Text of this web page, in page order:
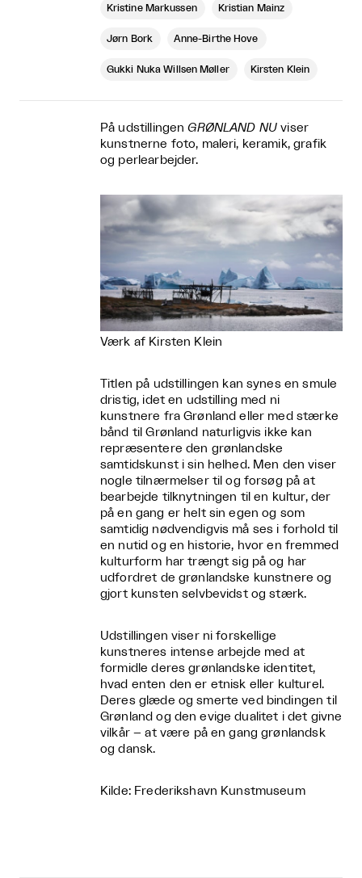
Kristine Markussen Kristian Mainz
Jørn Bork Anne-Birthe Hove
Gukki Nuka Willsen Møller Kirsten Klein
På udstillingenGRØNLAND NU viser
kunstnerne foto, maleri, keramik, grafik
og perlearbejder.
Værk af Kirsten Klein
Titlen på udstillingen kan synes en smule
dristig, idet en udstilling med ni
kunstnere fra Grønland eller med stærke
bånd til Grønland naturligvis ikke kan
repræsentere den grønlandske
samtidskunst i sin helhed. Men den viser
nogle tilnærmelser til og forsøg på at
bearbejde tilknytningen til en kultur, der
på en gang er helt sin egen og som
samtidig nødvendigvis må ses i forhold til
en nutid og en historie, hvor en fremmed
kulturform har trængt sig på og har
udfordret de grønlandske kunstnere og
gjort kunsten selvbevidst og stærk.
Udstillingen viser ni forskellige
kunstneres intense arbejde med at
formidle deres grønlandske identitet,
hvad enten den er etnisk eller kulturel.
Deres glæde og smerte ved bindingen til
Grønland og den evige dualitet i det givne
vilkår – at være på en gang grønlandsk
og dansk.
Kilde: Frederikshavn Kunstmuseum